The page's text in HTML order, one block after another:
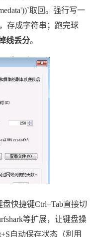
取回。强行写一
存成字符串；跑完球
线丢分。
快捷键Ctrl+Tab直接切
等扩展，让键盘操
自动保存状态（利用